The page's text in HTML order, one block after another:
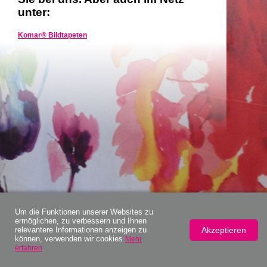
Um die Funktionen unserer Websites zu
ermöglichen, zu verbessern und Ihnen
relevantere Informationen anzeigen zu
können, verwenden wir cookies Mehr
erfahren.
Akzeptieren
unter:
Komar® Bildtapeten